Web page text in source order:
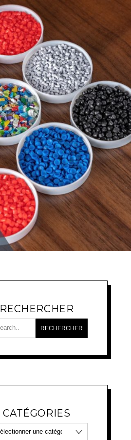
RECHERCHER
CATÉGORIES